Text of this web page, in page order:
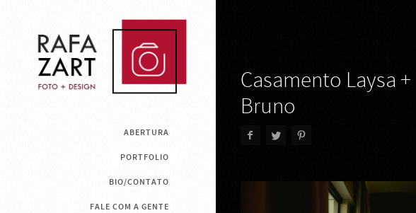
ABERTURA
PORTFOLIO
BIO/CONTATO
FALE COM A GENTE
Casamento Laysa +
Bruno